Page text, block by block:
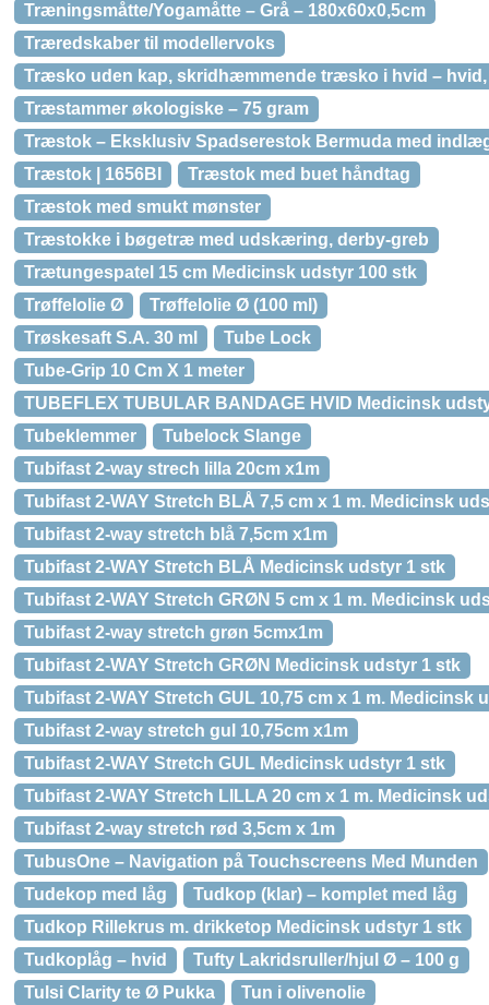
Træningsmåtte/Yogamåtte – Grå – 180x60x0,5cm
Træredskaber til modellervoks
Træsko uden kap, skridhæmmende træsko i hvid – hvid,
Træstammer økologiske – 75 gram
Træstok – Eksklusiv Spadserestok Bermuda med
Træstok | 1656BI
Træstok med buet håndtag
Træstok med smukt mønster
Træstokke i bøgetræ med udskæring, derby-greb
Trætungespatel 15 cm Medicinsk udstyr 100 stk
Trøffelolie Ø
Trøffelolie Ø (100 ml)
Trøskesaft S.A. 30 ml
Tube Lock
Tube-Grip 10 Cm X 1 meter
TUBEFLEX TUBULAR BANDAGE HVID Medicinsk
Tubeklemmer
Tubelock Slange
Tubifast 2-way strech lilla 20cm x1m
Tubifast 2-WAY Stretch BLÅ 7,5 cm x 1 m. Medicinsk
Tubifast 2-way stretch blå 7,5cm x1m
Tubifast 2-WAY Stretch BLÅ Medicinsk udstyr 1 stk
Tubifast 2-WAY Stretch GRØN 5 cm x 1 m. Medicinsk
Tubifast 2-way stretch grøn 5cmx1m
Tubifast 2-WAY Stretch GRØN Medicinsk udstyr 1 stk
Tubifast 2-WAY Stretch GUL 10,75 cm x 1 m. Medicinsk
Tubifast 2-way stretch gul 10,75cm x1m
Tubifast 2-WAY Stretch GUL Medicinsk udstyr 1 stk
Tubifast 2-WAY Stretch LILLA 20 cm x 1 m. Medicinsk
Tubifast 2-way stretch rød 3,5cm x 1m
TubusOne – Navigation på Touchscreens Med Munden
Tudekop med låg
Tudkop (klar) – komplet med låg
Tudkop Rillekrus m. drikketop Medicinsk udstyr 1 stk
Tudkoplåg – hvid
Tufty Lakridsruller/hjul Ø – 100 g
Tulsi Clarity te Ø Pukka
Tun i olivenolie